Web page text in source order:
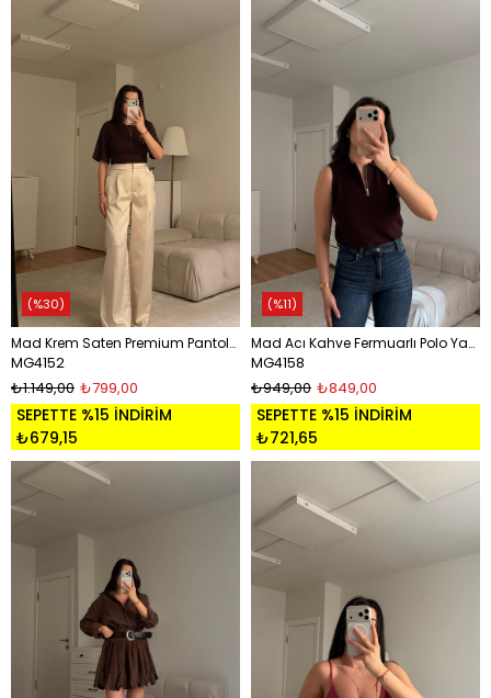
Mad Krem Saten Premium Pantolon
MG4152
₺799,00
₺1.149,00
SEPETTE %15 İNDİRİM
₺679,15
%30
Mad Acı Kahve Fermuarlı Polo Yaka Fitilli Bluz
MG4158
₺849,00
₺949,00
SEPETTE %15 İNDİRİM
₺721,65
%11